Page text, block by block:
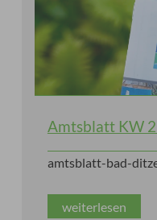
Amtsblatt KW
amtsblatt-bad-
weiterlesen